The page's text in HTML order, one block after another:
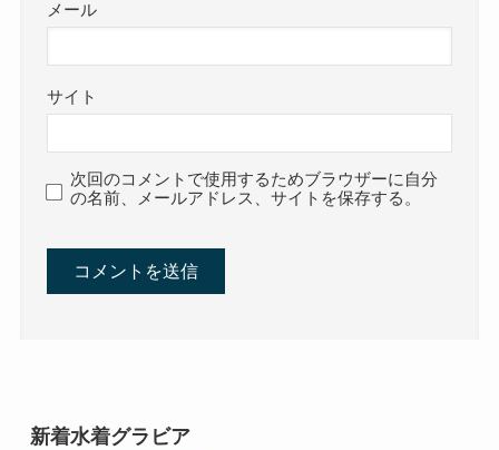
メール
サイト
次回のコメントで使用するためブラウザーに自分
の名前、メールアドレス、サイトを保存する。
新着水着グラビア